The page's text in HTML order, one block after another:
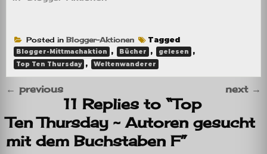
Posted in Blogger-Aktionen Tagged
Blogger-Mittmachaktion , Bücher , gelesen ,
Top Ten Thursday , Weltenwanderer
← previous next →
11 Replies to “Top
Ten Thursday ~ Autoren gesucht
mit dem Buchstaben F”